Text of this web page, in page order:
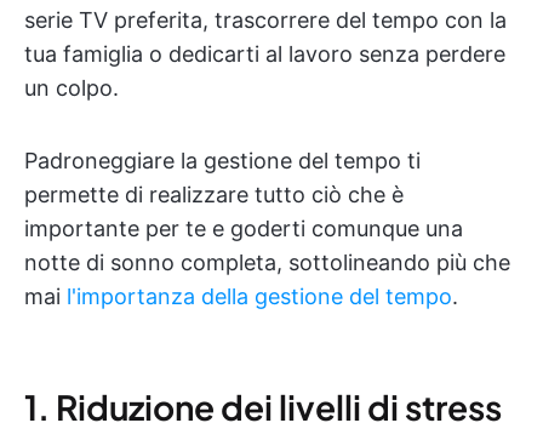
serie TV preferita, trascorrere del tempo con la
tua famiglia o dedicarti al lavoro senza perdere
un colpo.
Padroneggiare la gestione del tempo ti
permette di realizzare tutto ciò che è
importante per te e goderti comunque una
notte di sonno completa, sottolineando più che
mai l'importanza della gestione del tempo.
1. Riduzione dei livelli di stress